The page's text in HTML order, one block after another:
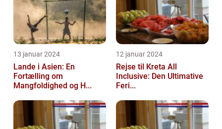
13 januar 2024
Lande i Asien: En
Fortælling om
Mangfoldighed og H...
12 januar 2024
Rejse til Kreta All
Inclusive: Den Ultimative
Feri...